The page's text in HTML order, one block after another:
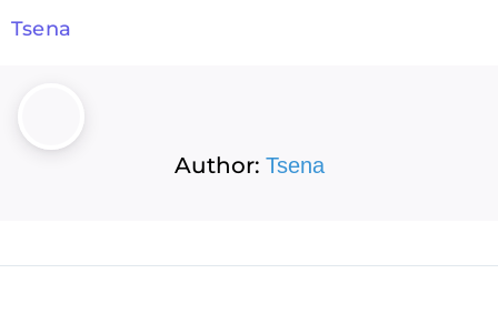
Tsena
Author: Tsena